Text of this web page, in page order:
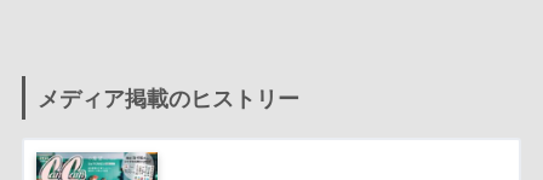
メディア掲載のヒストリー